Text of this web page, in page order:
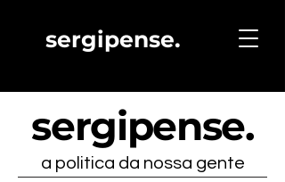
sergipense.
sergipense.
a politica da nossa gente